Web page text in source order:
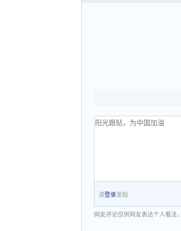
请登录发贴
网友评论仅供网友表达个人看法